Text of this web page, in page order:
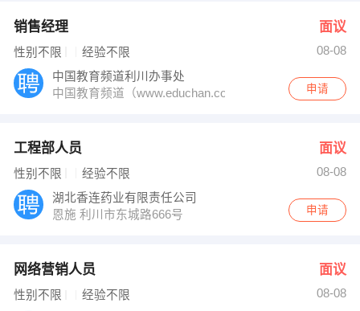
销售经理 面议
性别不限 经验不限
08-08
中国教育频道利川办事处
中国教育频道（www.educhan.com.cn）是中教传媒集团
申请
工程部人员 面议
性别不限 经验不限
08-08
湖北香连药业有限责任公司
恩施 利川市东城路666号
申请
网络营销人员 面议
性别不限 经验不限
08-08